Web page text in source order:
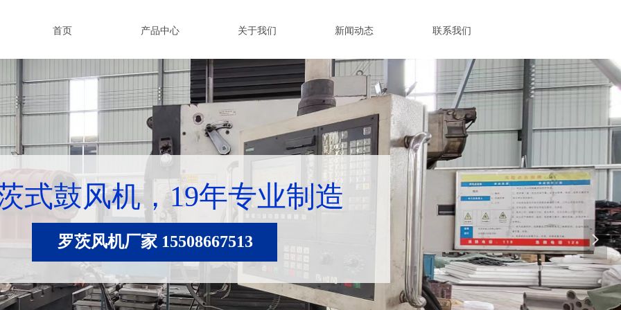
首页 产品中心 关于我们 新闻动态 联系我们
式鼓风机，19年专业制造
罗茨风机厂家 15508667513 넲